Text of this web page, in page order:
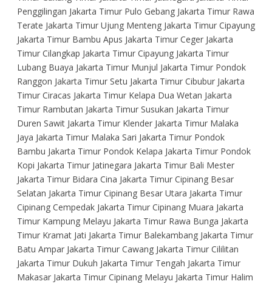
Penggilingan Jakarta Timur Pulo Gebang Jakarta Timur Rawa
Terate Jakarta Timur Ujung Menteng Jakarta Timur Cipayung
Jakarta Timur Bambu Apus Jakarta Timur Ceger Jakarta
Timur Cilangkap Jakarta Timur Cipayung Jakarta Timur
Lubang Buaya Jakarta Timur Munjul Jakarta Timur Pondok
Ranggon Jakarta Timur Setu Jakarta Timur Cibubur Jakarta
Timur Ciracas Jakarta Timur Kelapa Dua Wetan Jakarta
Timur Rambutan Jakarta Timur Susukan Jakarta Timur
Duren Sawit Jakarta Timur Klender Jakarta Timur Malaka
Jaya Jakarta Timur Malaka Sari Jakarta Timur Pondok
Bambu Jakarta Timur Pondok Kelapa Jakarta Timur Pondok
Kopi Jakarta Timur Jatinegara Jakarta Timur Bali Mester
Jakarta Timur Bidara Cina Jakarta Timur Cipinang Besar
Selatan Jakarta Timur Cipinang Besar Utara Jakarta Timur
Cipinang Cempedak Jakarta Timur Cipinang Muara Jakarta
Timur Kampung Melayu Jakarta Timur Rawa Bunga Jakarta
Timur Kramat Jati Jakarta Timur Balekambang Jakarta Timur
Batu Ampar Jakarta Timur Cawang Jakarta Timur Cililitan
Jakarta Timur Dukuh Jakarta Timur Tengah Jakarta Timur
Makasar Jakarta Timur Cipinang Melayu Jakarta Timur Halim